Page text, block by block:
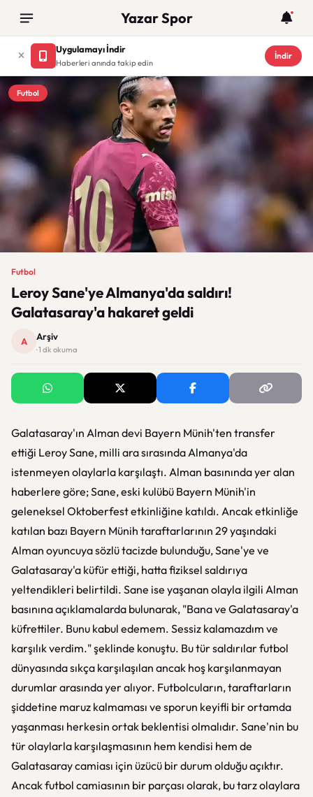
Yazar Spor
Uygulamayı İndir
Haberleri anında takip edin
İndir
Futbol
Futbol
Leroy Sane'ye Almanya'da saldırı!
Galatasaray'a hakaret geldi
A Arşiv
· 1 dk okuma
Galatasaray'ın Alman devi Bayern Münih'ten transfer
ettiği Leroy Sane, milli ara sırasında Almanya'da
istenmeyen olaylarla karşılaştı. Alman basınında yer alan
haberlere göre; Sane, eski kulübü Bayern Münih'in
geleneksel Oktoberfest etkinliğine katıldı. Ancak etkinliğe
katılan bazı Bayern Münih taraftarlarının 29 yaşındaki
Alman oyuncuya sözlü tacizde bulunduğu, Sane'ye ve
Galatasaray'a küfür ettiği, hatta fiziksel saldırıya
yeltendikleri belirtildi. Sane ise yaşanan olayla ilgili Alman
basınına açıklamalarda bulunarak, "Bana ve Galatasaray'a
küfrettiler. Bunu kabul edemem. Sessiz kalamazdım ve
karşılık verdim." şeklinde konuştu. Bu tür saldırılar futbol
dünyasında sıkça karşılaşılan ancak hoş karşılanmayan
durumlar arasında yer alıyor. Futbolcuların, taraftarların
şiddetine maruz kalmaması ve sporun keyifli bir ortamda
yaşanması herkesin ortak beklentisi olmalıdır. Sane'nin bu
tür olaylarla karşılaşmasının hem kendisi hem de
Galatasaray camiası için üzücü bir durum olduğu açıktır.
Ancak futbol camiasının bir parçası olarak, bu tarz olaylara